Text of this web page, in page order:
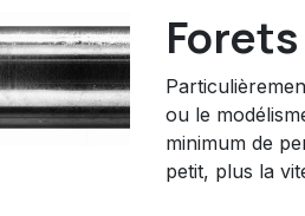
ou le
minimum de
petit, plus la